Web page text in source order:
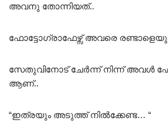
അവനു തോന്നിയത്..
ഫോട്ടോഗ്രാഫേഴ്സ് അവരെ
സേതുവിനോട് ചേർന്ന് നിന്ന് അവൾ
ആണ്..
“ഇത്രയും അടുത്ത് നിൽക്കേണ്ട… “